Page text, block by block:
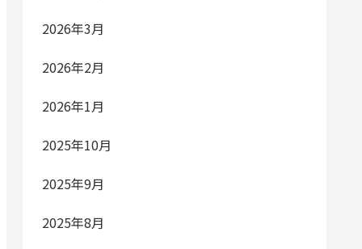
2026年3月
2026年2月
2026年1月
2025年10月
2025年9月
2025年8月